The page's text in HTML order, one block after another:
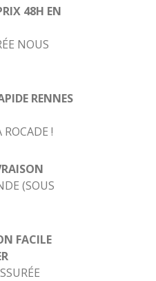
48H EN
NOUS
RENNES
!
(SOUS
FACILE